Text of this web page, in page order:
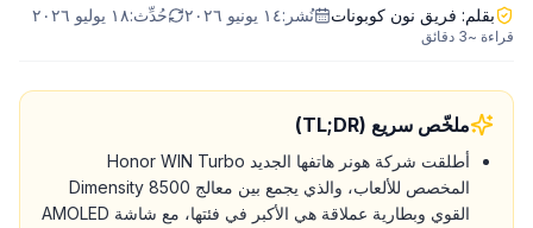
بقلم: فريق نون كوبونات نُشر:١٤ يونيو ٢٠٢٦ حُدِّث:١٨ يوليو ٢٠٢٦
قراءة ~3 دقائق
ملخّص سريع (TL;DR)
أطلقت شركة هونر هاتفها الجديد Honor WIN Turbo
المخصص للألعاب، والذي يجمع بين معالج Dimensity 8500
القوي وبطارية عملاقة هي الأكبر في فئتها، مع شاشة AMOLED